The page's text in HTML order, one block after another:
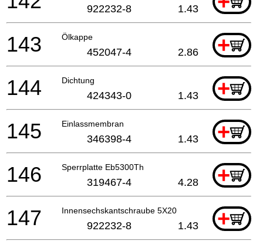
922232-8 1.43
Ölkappe +
143 452047-4 2.86
Dichtung +
144 424343-0 1.43
Einlassmembran +
145 346398-4 1.43
Sperrplatte Eb5300Th +
146 319467-4 4.28
Innensechskantschraube 5X20 +
147 922232-8 1.43